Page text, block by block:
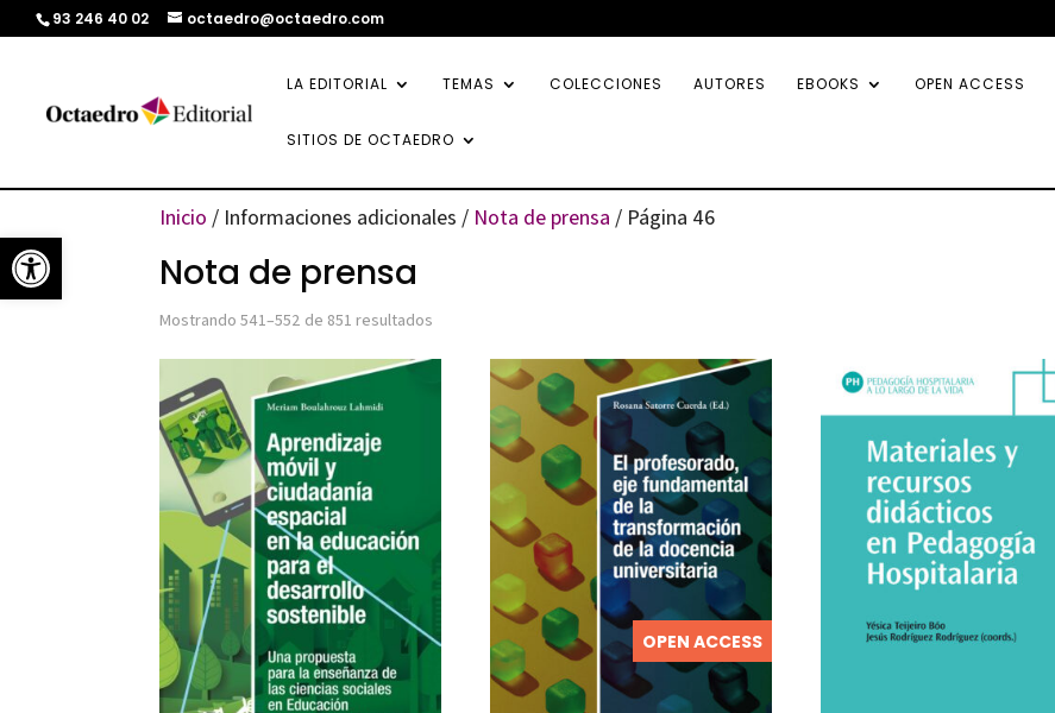
Abrir barra de herramientas
93 246 40 02 octaedro@octaedro.com
LA EDITORIAL TEMAS COLECCIONES AUTORES EBOOKS OPEN ACCESS
SITIOS DE OCTAEDRO
Inicio / Informaciones adicionales / Nota de prensa / Página 46
Nota de prensa
Mostrando 541–552 de 851 resultados
por
OPEN ACCESS